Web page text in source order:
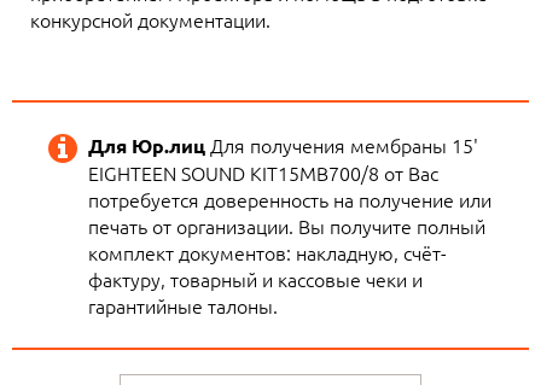
конкурсной документации.
Для Юр.лицДля получения мембраны 15'
EIGHTEEN SOUND KIT15MB700/8 от Вас
потребуется доверенность на получение или
печать от организации. Вы получите полный
комплект документов: накладную, счёт-
фактуру, товарный и кассовые чеки и
гарантийные талоны.